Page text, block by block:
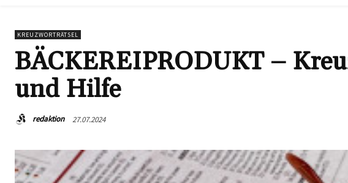
KREUZWORTRÄTSEL
BÄCKEREIPRODUKT –
und Hilfe
redaktion 27.07.2024